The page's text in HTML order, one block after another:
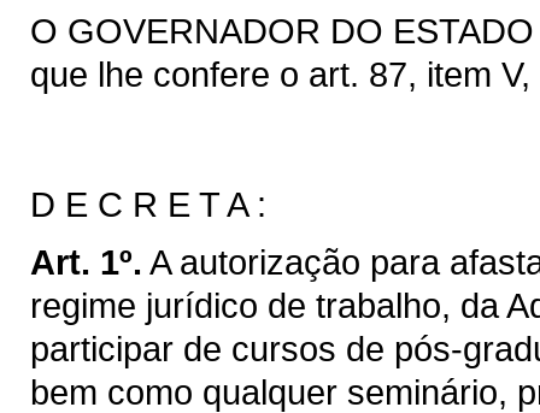
O GOVERNADOR DO
que lhe confere o art. 87, item
D E C R E T A :
Art. 1º. A autorização para
regime jurídico de trabalho, da
participar de cursos de pós-
bem como qualquer seminário,